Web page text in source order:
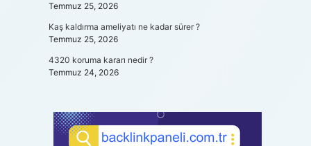
Temmuz 25, 2026
Kaş kaldırma ameliyatı ne kadar sürer ?
Temmuz 25, 2026
4320 koruma kararı nedir ?
Temmuz 24, 2026